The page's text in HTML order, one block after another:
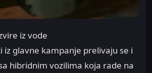
iz vode
iz glavne kampanje prelivaju se i
hibridnim vozilima koja rade na